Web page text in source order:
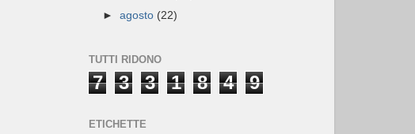
►agosto (22)
TUTTI RIDONO
7 3 3 1 8 4 9
ETICHETTE